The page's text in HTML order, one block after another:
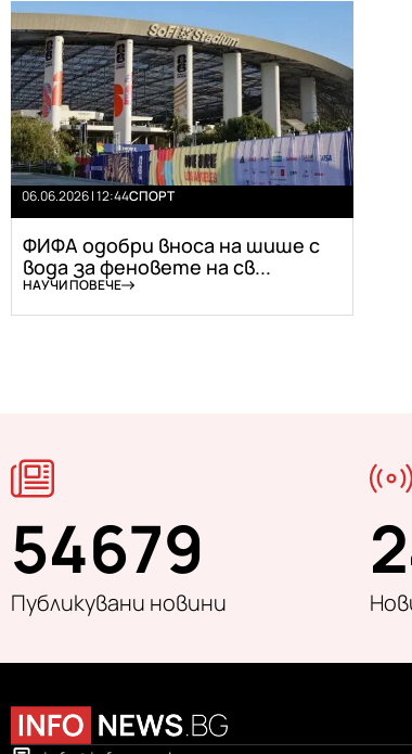
06.06.2026 | 12:44СПОРТ
ФИФА одобри вноса на шише с
вода за феновете на св...
НАУЧИ ПОВЕЧЕ
54679
Публикувани новини